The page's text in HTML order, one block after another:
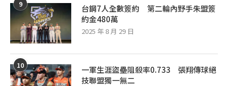
9
台鋼7人全數簽約 第二輪內野手朱盟簽
約金480萬
2025 年 8 月 29 日
10
一軍生涯盜壘阻殺率0.733 張翔傳球絕
技聯盟獨一無二